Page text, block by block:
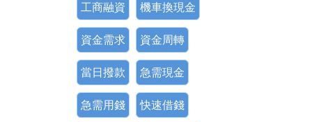
工商融資 機車換現金
資金需求 資金周轉
當日撥款 急需現金
急需用錢 快速借錢